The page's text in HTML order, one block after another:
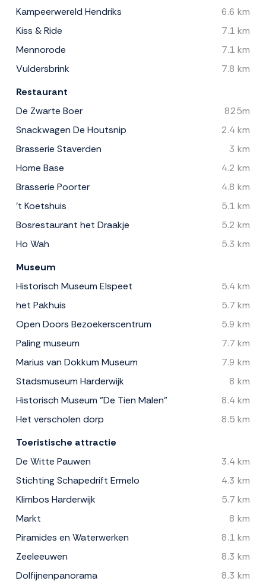
Kampeerwereld Hendriks
6.6 km
Kiss & Ride
7.1 km
Mennorode
7.1 km
Vuldersbrink
7.8 km
Restaurant
De Zwarte Boer
825m
Snackwagen De Houtsnip
2.4 km
Brasserie Staverden
3 km
Home Base
4.2 km
Brasserie Poorter
4.8 km
't Koetshuis
5.1 km
Bosrestaurant het Draakje
5.2 km
Ho Wah
5.3 km
Museum
Historisch Museum Elspeet
5.4 km
het Pakhuis
5.7 km
Open Doors Bezoekerscentrum
5.9 km
Paling museum
7.7 km
Marius van Dokkum Museum
7.9 km
Stadsmuseum Harderwijk
8 km
Historisch Museum "De Tien Malen"
8.4 km
Het verscholen dorp
8.5 km
Toeristische attractie
De Witte Pauwen
3.4 km
Stichting Schapedrift Ermelo
4.3 km
Klimbos Harderwijk
5.7 km
Markt
8 km
Piramides en Waterwerken
8.1 km
Zeeleeuwen
8.3 km
Dolfijnenpanorama
8.3 km